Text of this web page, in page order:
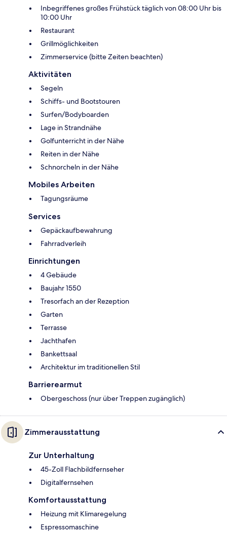
Inbegriffenes großes Frühstück täglich von 08:00 Uhr bis
10:00 Uhr
Restaurant
Grillmöglichkeiten
Zimmerservice (bitte Zeiten beachten)
Aktivitäten
Segeln
Schiffs- und Bootstouren
Surfen/Bodyboarden
Lage in Strandnähe
Golfunterricht in der Nähe
Reiten in der Nähe
Schnorcheln in der Nähe
Mobiles Arbeiten
Tagungsräume
Services
Gepäckaufbewahrung
Fahrradverleih
Einrichtungen
4 Gebäude
Baujahr 1550
Tresorfach an der Rezeption
Garten
Terrasse
Jachthafen
Bankettsaal
Architektur im traditionellen Stil
Barrierearmut
Obergeschoss (nur über Treppen zugänglich)
Zimmerausstattung
Zur Unterhaltung
45-Zoll Flachbildfernseher
Digitalfernsehen
Komfortausstattung
Heizung mit Klimaregelung
Espressomaschine